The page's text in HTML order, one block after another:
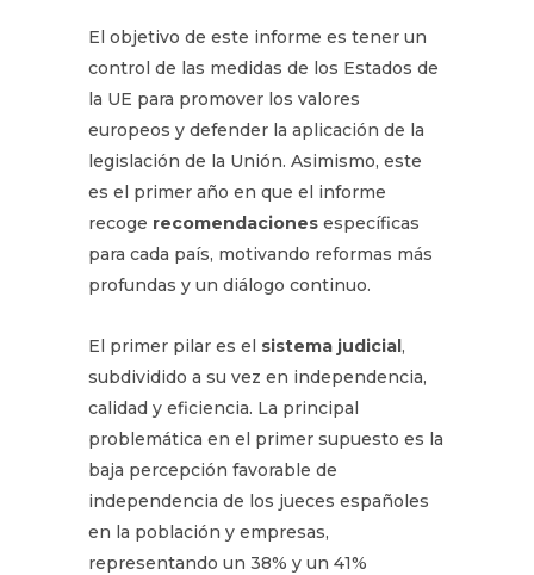
El objetivo de este informe es tener un
control de las medidas de los Estados de
la UE para promover los valores
europeos y defender la aplicación de la
legislación de la Unión. Asimismo, este
es el primer año en que el informe
recoge recomendaciones específicas
para cada país, motivando reformas más
profundas y un diálogo continuo.
El primer pilar es el sistema judicial,
subdividido a su vez en independencia,
calidad y eficiencia. La principal
problemática en el primer supuesto es la
baja percepción favorable de
independencia de los jueces españoles
en la población y empresas,
representando un 38% y un 41%